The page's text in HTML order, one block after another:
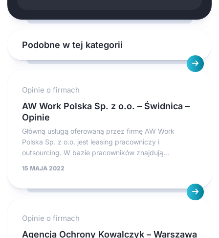
Podobne w tej kategorii
Opinie o firmach
AW Work Polska Sp. z o.o. – Świdnica –
Opinie
Główną usługą oferowaną przez firmę AW Work
Polska Sp. z o.o. jest leasing pracowniczy i
outsourcing. W bazie pracowników znajdują...
15 MAJA 2022
Opinie o firmach
Agencja Ochrony Kowalczyk – Warszawa